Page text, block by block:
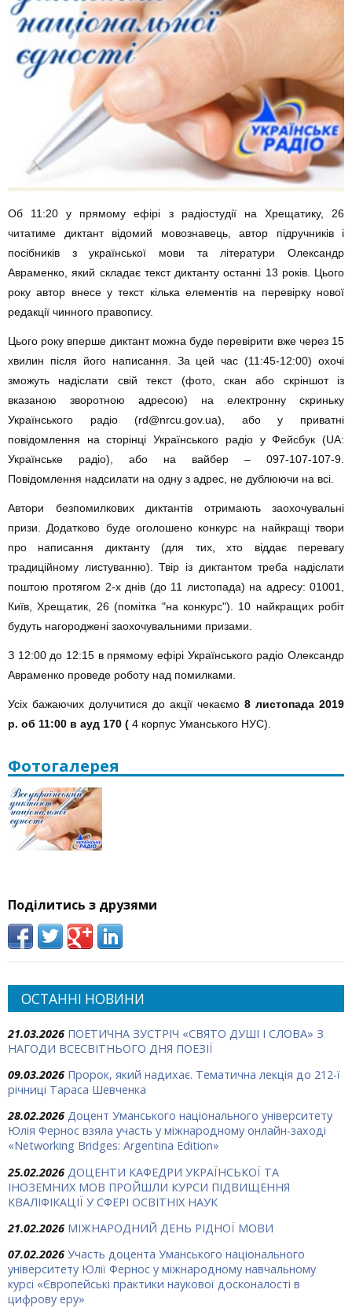
Об 11:20 у прямому ефірі з радіостудії на Хрещатику, 26
читатиме диктант відомий мовознавець, автор підручників і
посібників з української мови та літератури Олександр
Авраменко, який складає текст диктанту останні 13 років. Цього
року автор внесе у текст кілька елементів на перевірку нової
редакції чинного правопису.
Цього року вперше диктант можна буде перевірити вже через 15
хвилин після його написання. За цей час (11:45-12:00) охочі
зможуть надіслати свій текст (фото, скан або скріншот із
вказаною зворотною адресою) на електронну скриньку
Українського радіо (rd@nrcu.gov.ua), або у приватні
повідомлення на сторінці Українського радіо у Фейсбук (UA:
Українське радіо), або на вайбер – 097-107-107-9.
Повідомлення надсилати на одну з адрес, не дублюючи на всі.
Автори безпомилкових диктантів отримають заохочувальні
призи. Додатково буде оголошено конкурс на найкращі твори
про написання диктанту (для тих, хто віддає перевагу
традиційному листуванню). Твір із диктантом треба надіслати
поштою протягом 2-х днів (до 11 листопада) на адресу: 01001,
Київ, Хрещатик, 26 (помітка "на конкурс"). 10 найкращих робіт
будуть нагороджені заохочувальними призами.
З 12:00 до 12:15 в прямому ефірі Українського радіо Олександр
Авраменко проведе роботу над помилками.
Усіх бажаючих долучитися до акції чекаємо 8 листопада 2019
р. об 11:00 в ауд 170 ( 4 корпус Уманського НУС).
Фотогалерея
Поділитись з друзями
ОСТАННІ НОВИНИ
21.03.2026 ПОЕТИЧНА ЗУСТРІЧ «СВЯТО ДУШІ І СЛОВА» З
НАГОДИ ВСЕСВІТНЬОГО ДНЯ ПОЕЗІЇ
09.03.2026 Пророк, який надихає. Тематична лекція до 212-ї
річниці Тараса Шевченка
28.02.2026 Доцент Уманського національного університету
Юлія Фернос взяла участь у міжнародному онлайн-заході
«Networking Bridges: Argentina Edition»
25.02.2026 ДОЦЕНТИ КАФЕДРИ УКРАЇНСЬКОЇ ТА
ІНОЗЕМНИХ МОВ ПРОЙШЛИ КУРСИ ПІДВИЩЕННЯ
КВАЛІФІКАЦІЇ У СФЕРІ ОСВІТНІХ НАУК
21.02.2026 МІЖНАРОДНИЙ ДЕНЬ РІДНОЇ МОВИ
07.02.2026 Участь доцента Уманського національного
університету Юлії Фернос у міжнародному навчальному
курсі «Європейські практики наукової досконалості в
цифрову еру»